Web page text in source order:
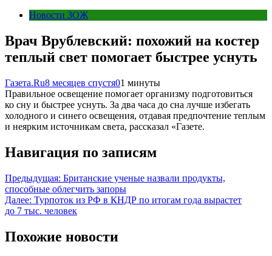
Новости ЗОЖ
Врач Врублевский: похожий на костер
теплый свет помогает быстрее уснуть
Газета.Ru8 месяцев спустя01 минуты
Правильное освещение помогает организму подготовиться
ко сну и быстрее уснуть. За два часа до сна лучше избегать
холодного и синего освещения, отдавая предпочтение теплым
и неярким источникам света, рассказал «Газете.
Навигация по записям
Предыдущая: Британские ученые назвали продукты,
способные облегчить запоры
Далее: Турпоток из РФ в КНДР по итогам года вырастет
до 7 тыс. человек
Похожие новости